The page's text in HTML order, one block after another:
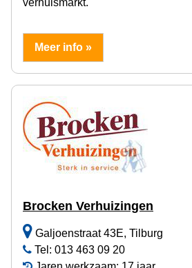
verhuismarkt.
Meer info »
Brocken Verhuizingen
Galjoenstraat 43E, Tilburg
Tel: 013 463 09 20